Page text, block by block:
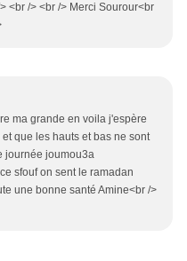
<br /> <br /> Merci Sourour<br
ma grande en voila j'espère
que les hauts et bas ne sont
journée joumou3a
sfouf on sent le ramadan
une bonne santé Amine<br />